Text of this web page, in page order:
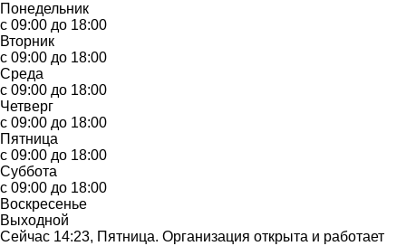
Понедельник
с 09:00 до 18:00
Вторник
с 09:00 до 18:00
Среда
с 09:00 до 18:00
Четверг
с 09:00 до 18:00
Пятница
с 09:00 до 18:00
Суббота
с 09:00 до 18:00
Воскресенье
Выходной
Сейчас 14:23, Пятница. Организация открыта и работает